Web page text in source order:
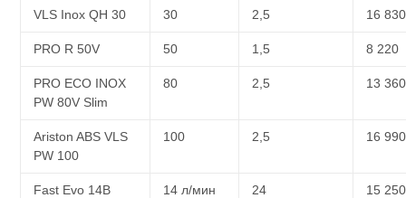
VLS Inox QH 30 30 2,5 16 830
PRO R 50V 50 1,5 8 220
PRO ECO INOX
PW 80V Slim
80 2,5 13 360
Ariston ABS VLS
PW 100
100 2,5 16 990
Fast Evo 14B 14 л/мин 24 15 250